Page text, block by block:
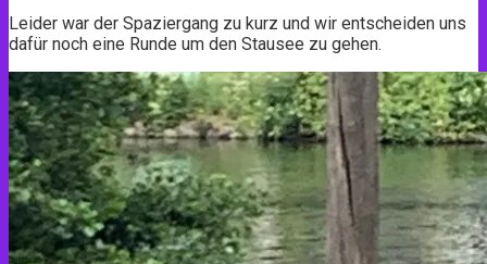
Leider war der Spaziergang zu kurz und wir entscheiden uns
dafür noch eine Runde um den Stausee zu gehen.